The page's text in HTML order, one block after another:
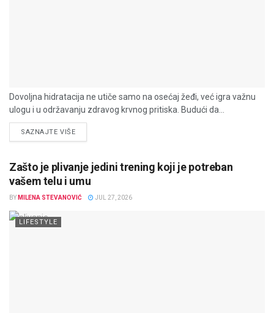
Dovoljna hidratacija ne utiče samo na osećaj žeđi, već igra važnu
ulogu i u održavanju zdravog krvnog pritiska. Budući da...
SAZNAJTE VIŠEDETAILS
Zašto je plivanje jedini trening koji je potreban
vašem telu i umu
BY MILENA STEVANOVIĆ JUL 27, 2026
LIFESTYLE